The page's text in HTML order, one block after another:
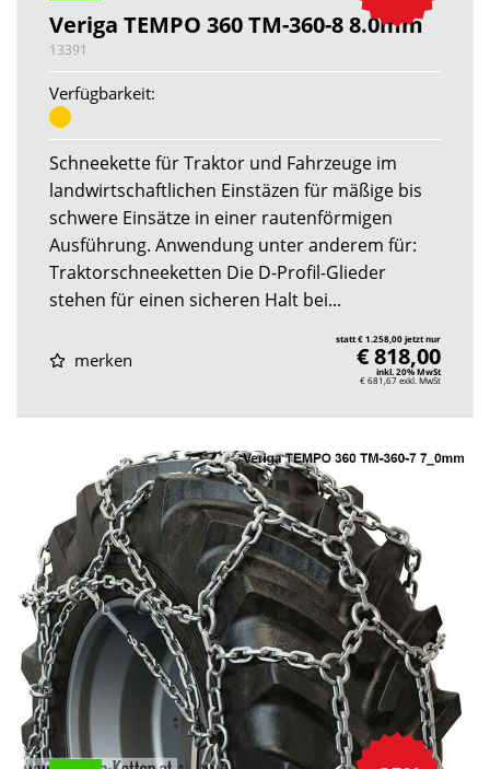
Veriga TEMPO 360 TM-360-8 8.0mm
13391
Verfügbarkeit:
Schneekette für Traktor und Fahrzeuge im
landwirtschaftlichen Einstäzen für mäßige bis
schwere Einsätze in einer rautenförmigen
Ausführung. Anwendung unter anderem für:
Traktorschneeketten Die D-Profil-Glieder
stehen für einen sicheren Halt bei...
merken
statt € 1.258,00 jetzt nur
€ 818,00
inkl. 20% MwSt
€ 681,67exkl. MwSt